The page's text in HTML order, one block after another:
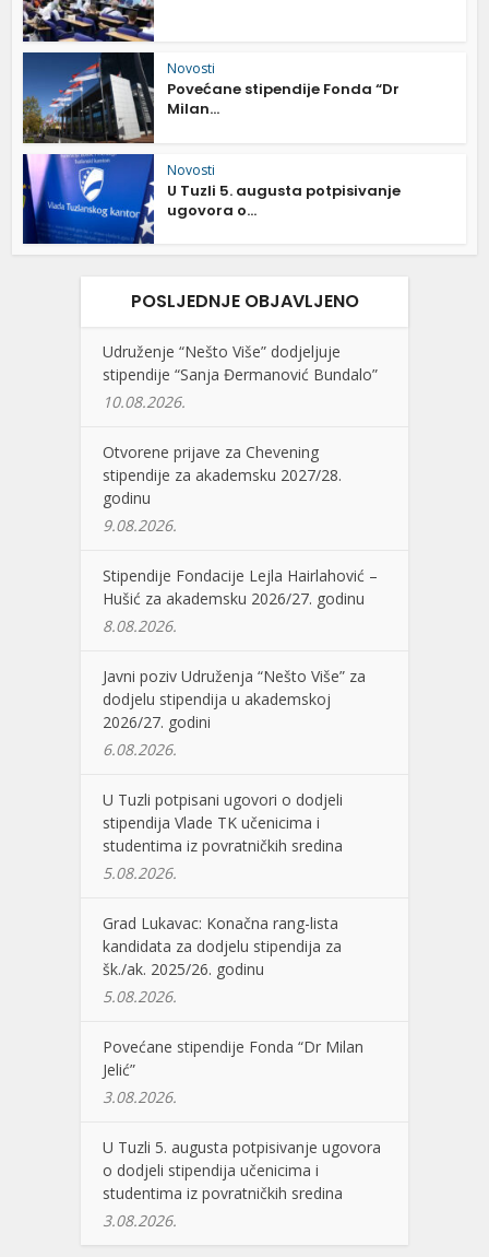
Novosti
Povećane stipendije Fonda “Dr
Milan...
Novosti
U Tuzli 5. augusta potpisivanje
ugovora o...
POSLJEDNJE OBJAVLJENO
Udruženje “Nešto Više” dodjeljuje
stipendije “Sanja Đermanović Bundalo”
10.08.2026.
Otvorene prijave za Chevening
stipendije za akademsku 2027/28.
godinu
9.08.2026.
Stipendije Fondacije Lejla Hairlahović –
Hušić za akademsku 2026/27. godinu
8.08.2026.
Javni poziv Udruženja “Nešto Više” za
dodjelu stipendija u akademskoj
2026/27. godini
6.08.2026.
U Tuzli potpisani ugovori o dodjeli
stipendija Vlade TK učenicima i
studentima iz povratničkih sredina
5.08.2026.
Grad Lukavac: Konačna rang-lista
kandidata za dodjelu stipendija za
šk./ak. 2025/26. godinu
5.08.2026.
Povećane stipendije Fonda “Dr Milan
Jelić”
3.08.2026.
U Tuzli 5. augusta potpisivanje ugovora
o dodjeli stipendija učenicima i
studentima iz povratničkih sredina
3.08.2026.